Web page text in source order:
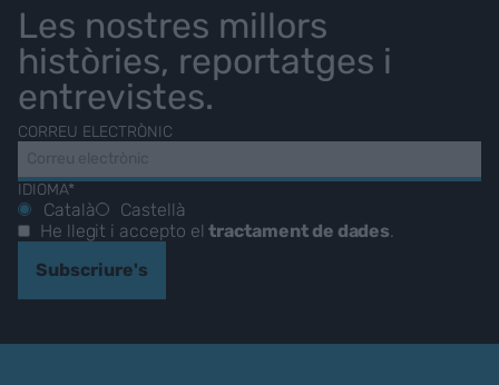
Les nostres millors
històries, reportatges i
entrevistes.
CORREU ELECTRÒNIC
IDIOMA*
Català
Castellà
He llegit i accepto eltractament de dades.
Subscriure's